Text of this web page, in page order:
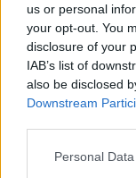
us or personal
your opt-out. You
disclosure of your
IAB’s list of
also be disclosed
Downstream
Personal
tower033
Laufenlerner
Mehrere Quests
Suche Morley
an, wird die
-Diebische
map gelaufen